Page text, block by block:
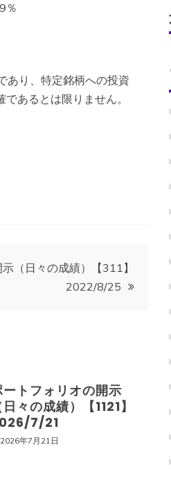
％
あり、特定銘柄への投資
あるとは限りません。
（日々の成績）【311】
2022/8/25
ートフォリオの開示
日々の成績）【1121】
7/21
2026年7月21日